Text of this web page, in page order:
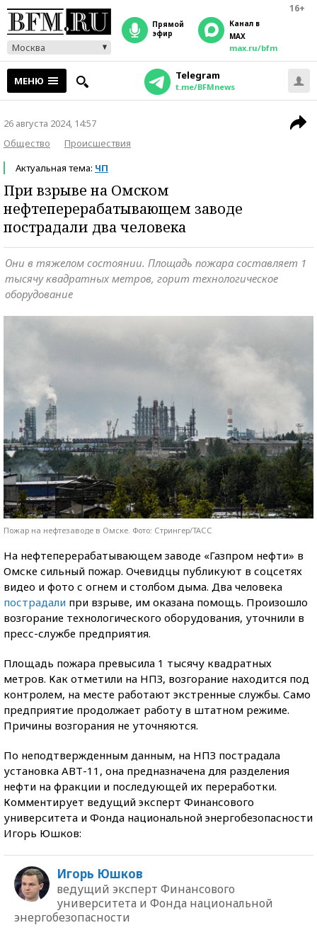
16+
Москва
прямой
эфир
Канал в
MAX
max.ru/bfm
МЕНЮ Telegram
t.me/BFMnews
26 августа 2024, 14:57
Общество
Происшествия
Актуальная тема: ЧП
При взрыве на Омском
нефтеперерабатывающем заводе
пострадали два человека
Они в тяжелом состоянии. Площадь пожара составляет 1
тысячу квадратных метров, горит технологическое
оборудование
Пожар на нефтезаводе в Омске. Фото: Стрингер/ТАСС
На нефтеперерабатывающем заводе «Газпром нефти» в
Омске сильный пожар. Очевидцы публикуют в соцсетях
видео и фото с огнем и столбом дыма. Два человека
пострадали при взрыве, им оказана помощь. Произошло
возгорание технологического оборудования, уточнили в
пресс-службе предприятия.
Площадь пожара превысила 1 тысячу квадратных
метров. Как отметили на НПЗ, возгорание находится под
контролем, на месте работают экстренные службы. Само
предприятие продолжает работу в штатном режиме.
Причины возгорания не уточняются.
По неподтвержденным данным, на НПЗ пострадала
установка АВТ-11, она предназначена для разделения
нефти на фракции и последующей их переработки.
Комментирует ведущий эксперт Финансового
университета и Фонда национальной энергобезопасности
Игорь Юшков:
Игорь Юшков
ведущий эксперт Финансового
университета и Фонда национальной
энергобезопасности